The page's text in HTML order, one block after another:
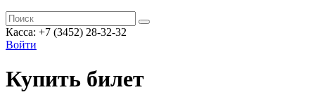
Касса: +7 (3452) 28-32-32
Войти
Купить билет